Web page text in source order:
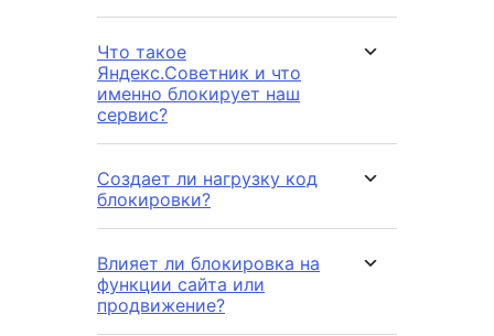
Что такое
Яндекс.Советник и что
именно блокирует наш
сервис?
Создает ли нагрузку код
блокировки?
Влияет ли блокировка на
функции сайта или
продвижение?